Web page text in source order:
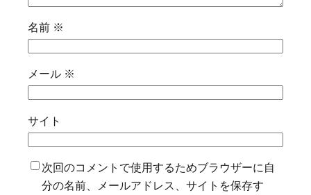
名前 ※
メール ※
サイト
次回のコメントで使用するためブラウザーに自
分の名前、メールアドレス、サイトを保存す